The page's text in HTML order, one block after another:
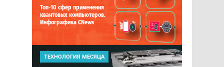
Топ-10 сфер применения
квантовых компьютеров.
Инфографика CNews
ТЕХНОЛОГИЯ МЕСЯЦА